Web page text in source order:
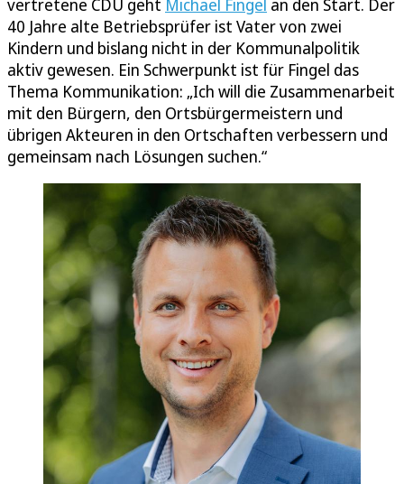
40 Jahre alte Betriebsprüfer ist Vater von zwei
Kindern und bislang nicht in der Kommunalpolitik
aktiv gewesen. Ein Schwerpunkt ist für Fingel das
Thema Kommunikation: „Ich will die Zusammenarbeit
mit den Bürgern, den Ortsbürgermeistern und
übrigen Akteuren in den Ortschaften verbessern und
gemeinsam nach Lösungen suchen.“